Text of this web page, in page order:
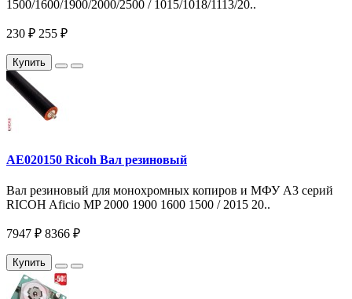
1500/1600/1900/2000/2500 / 1015/1018/1113/20..
230 ₽ 255 ₽
Купить
AE020150 Ricoh Вал резиновый
Вал резиновый для монохромных копиров и МФУ A3 серий
RICOH Aficio MP 2000 1900 1600 1500 / 2015 20..
7947 ₽ 8366 ₽
Купить